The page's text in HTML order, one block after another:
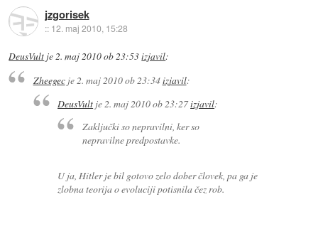
jzgorisek
:: 12. maj 2010, 15:28
DeusVult je2. maj 2010 ob 23:53izjavil:
Zheegecje2. maj 2010 ob 23:34izjavil:
DeusVult je 2. maj 2010 ob 23:27izjavil:
Zaključki so nepravilni, ker so
nepravilne predpostavke.
U ja, Hitler je bil gotovo zelo dober človek, pa ga je
zlobna teorija o evolucijipotisnila čez rob.